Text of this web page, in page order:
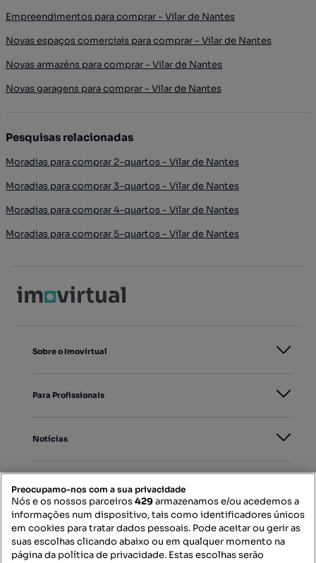
Empreendimentos para comprar - Vilar de Nantes
Novas espaços comerciais para comprar - Vilar de Nantes
Novas armazéns para comprar - Vilar de Nantes
Novas garagens para comprar - Vilar de Nantes
Pesquisas relacionadas
Moradias para comprar 2-quartos - Vilar de Nantes
Moradias para comprar 3-quartos - Vilar de Nantes
Moradias para comprar 4-quartos - Vilar de Nantes
Moradias para comprar 5-quartos - Vilar de Nantes
Sobre o Imovirtual
Para Profissionais
Notícias
Mapa do Site
Preocupamo-nos com a sua privacidade
Nós e os nossos parceiros429armazenamos e/ou acedemos a
informações num dispositivo, tais como identificadores únicos
em cookies para tratar dados pessoais. Pode aceitar ou gerir as
suas escolhas clicando abaixo ou em qualquer momento na
página da política de privacidade. Estas escolhas serão